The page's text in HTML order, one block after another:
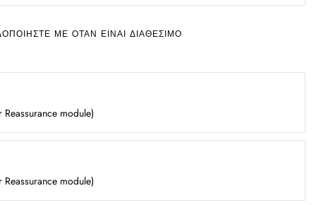
ΜΕ ΌΤΑΝ ΕΊΝΑΙ ΔΙΑΘΈΣΙΜΟ
module)
module)